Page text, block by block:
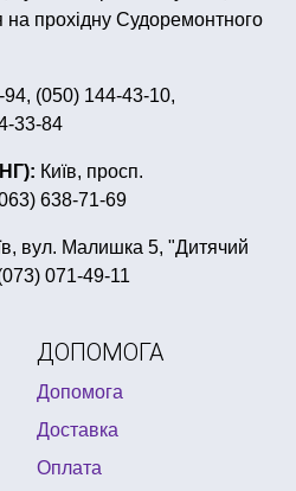
народження
для дорослих
трансформери
народження
карнавальні капелюхи
свічки арома
морська вечірка
прохідну Судоремонтного
(050) 144-43-10,
33-84
Київ, просп.
638-71-69
вул. Малишка 5, "Дитячий
071-49-11
ДОПОМОГА
Допомога
Доставка
Оплата